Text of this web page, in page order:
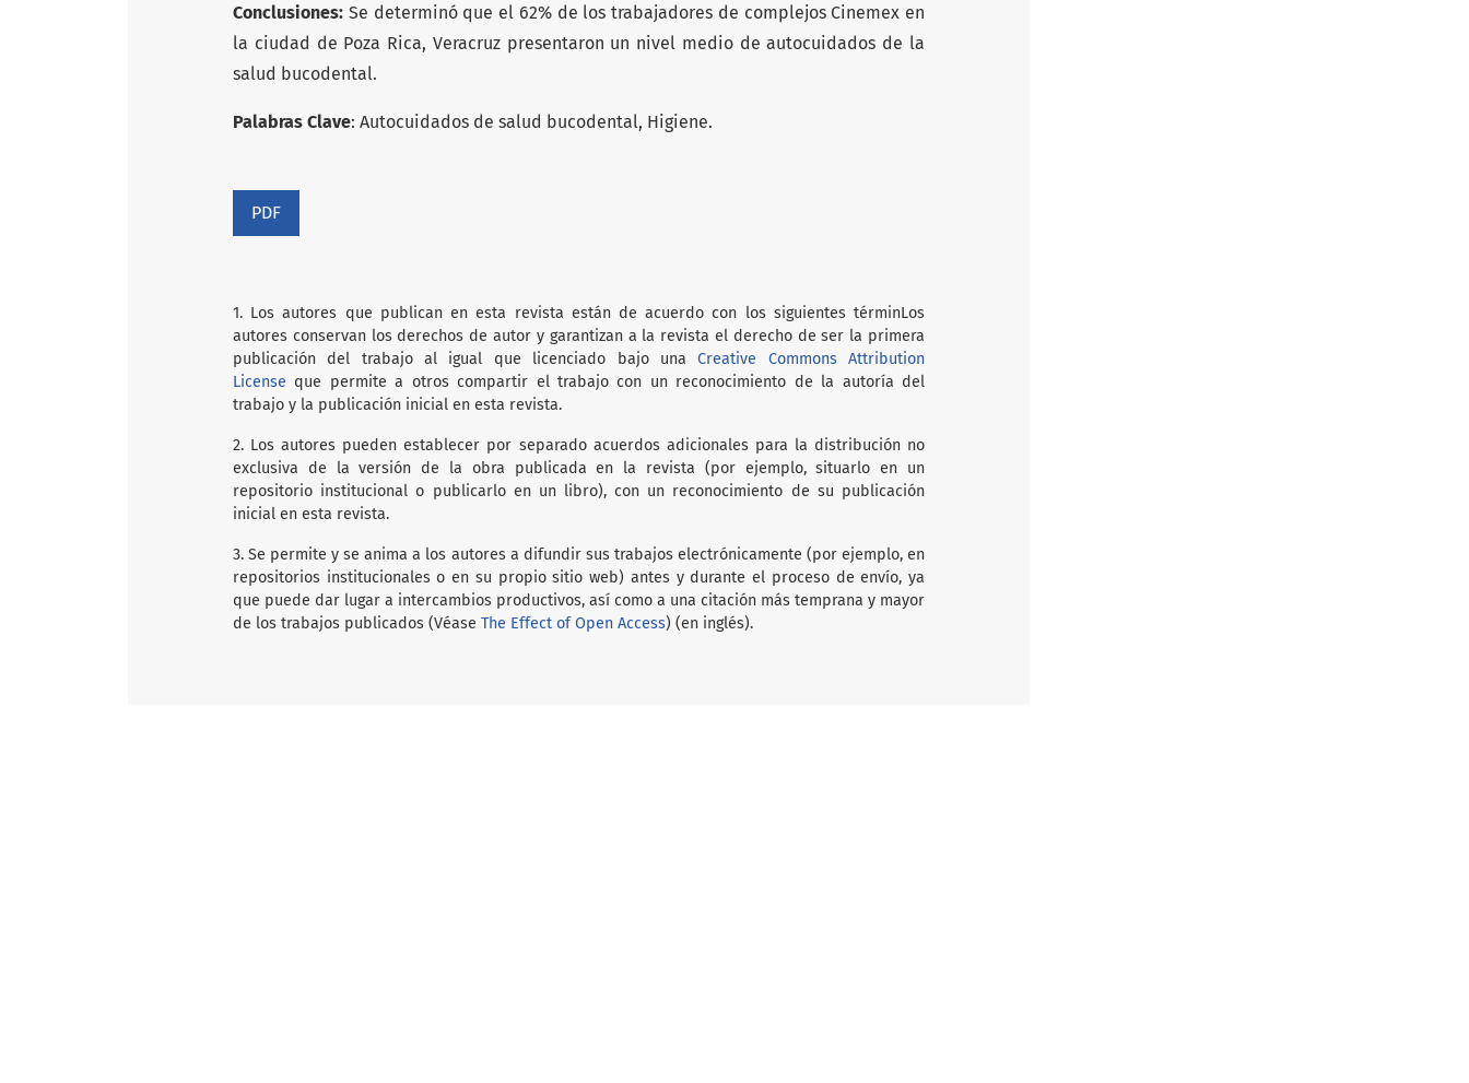
Conclusiones: Se determinó que el 62% de los trabajadores de complejos Cinemex en
la ciudad de Poza Rica, Veracruz presentaron un nivel medio de autocuidados de la
salud bucodental.
Palabras Clave: Autocuidados de salud bucodental, Higiene.
PDF
1. Los autores que publican en esta revista están de acuerdo con los siguientes términLos
autores conservan los derechos de autor y garantizan a la revista el derecho de ser la primera
publicación del trabajo al igual que licenciado bajo unaCreative Commons Attribution
License que permite a otros compartir el trabajo con un reconocimiento de la autoría del
trabajo y la publicación inicial en esta revista.
2. Los autores pueden establecer por separado acuerdos adicionales para la distribución no
exclusiva de la versión de la obra publicada en la revista (por ejemplo, situarlo en un
repositorio institucional o publicarlo en un libro), con un reconocimiento de su publicación
inicial en esta revista.
3. Se permite y se anima a los autores a difundir sus trabajos electrónicamente (por ejemplo, en
repositorios institucionales o en su propio sitio web) antes y durante el proceso de envío, ya
que puede dar lugar a intercambios productivos, así como a una citación más temprana y mayor
de los trabajos publicados (Véase The Effect of Open Access) (en inglés).